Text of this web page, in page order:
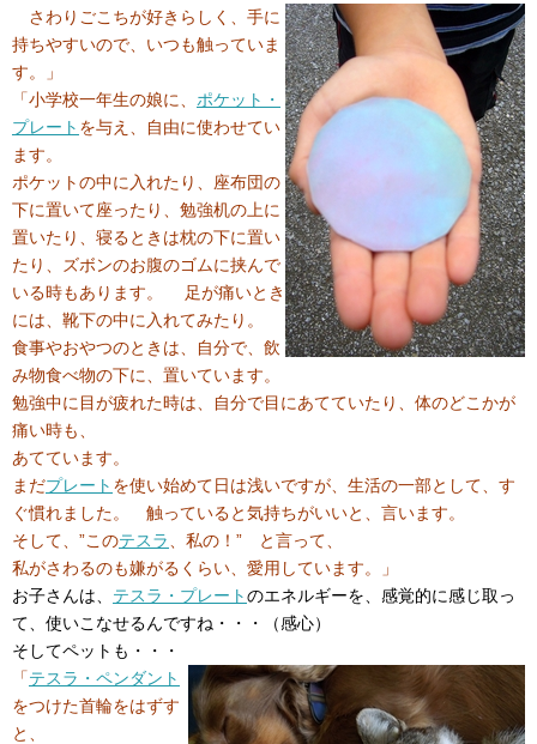
さわりごこちが好きらしく、手に
持ちやすいので、いつも触っていま
す。」
「小学校一年生の娘に、 ポケット・
プレート を与え、自由に使わせてい
ます。
ポケットの中に入れたり、座布団の
下に置いて座ったり、勉強机の上に
置いたり、寝るときは枕の下に置い
たり、ズボンのお腹のゴムに挟んで
いる時もあります。 足が痛いとき
には、靴下の中に入れてみたり。
食事やおやつのときは、自分で、飲
み物食べ物の下に、置いています。
勉強中に目が疲れた時は、自分で目にあてていたり、体のどこかが
痛い時も、
あてています。
まだプレート を使い始めて日は浅いですが、生活の一部として、す
ぐ慣れました。 触っていると気持ちがいいと、言います。
そして、”このテスラ
、私の！” と言って、
私がさわるのも嫌がるくらい、愛用しています。」
お子さんは、 テスラ・プレートのエネルギーを、感覚的に感じ取っ
て、使いこなせるんですね・・・（感心）
そしてペットも・・・
「テスラ・ペンダント
をつけた首輪をはずす
と、